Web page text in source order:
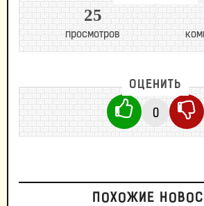
25
просмотров
ОЦЕНИТЬ
0
ПОХОЖИЕ